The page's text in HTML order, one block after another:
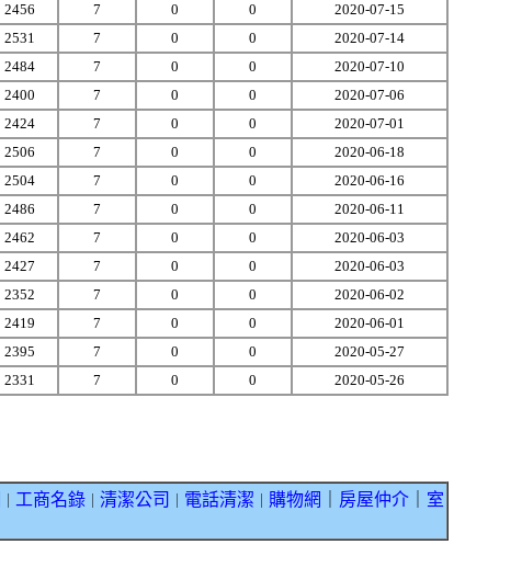
2456 7 0 0 2020-07-15
2531 7 0 0 2020-07-14
2484 7 0 0 2020-07-10
2400 7 0 0 2020-07-06
2424 7 0 0 2020-07-01
2506 7 0 0 2020-06-18
2504 7 0 0 2020-06-16
2486 7 0 0 2020-06-11
2462 7 0 0 2020-06-03
2427 7 0 0 2020-06-03
2352 7 0 0 2020-06-02
2419 7 0 0 2020-06-01
2395 7 0 0 2020-05-27
2331 7 0 0 2020-05-26
工商名錄｜ 清潔公司 電話清潔 購物網 房屋仲介｜ 室